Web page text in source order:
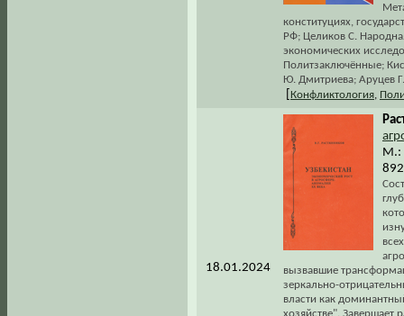
конституциях,
РФ; Целиков С.
экономических
Политзаключённые;
Ю. Дмитриева; Аруцев
Конфликтология
18.01.2024
М.:
вызвавшие
зеркально-
власти как
хозяйстве". Завершает